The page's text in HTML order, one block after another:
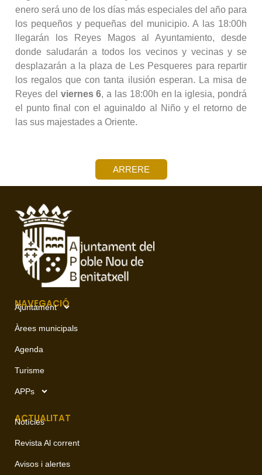
enero será uno de los días más especiales del año para
los pequeños y pequeñas del municipio. A las 18:00h
llegarán los Reyes Magos al Ayuntamiento, desde
donde saludarán a todos los vecinos y vecinas y se
desplazarán a la plaza de Les Pesqueres para repartir
los regalos que con tanta ilusión esperan. La misa de
Reyes del viernes 6, a las 18:00h en la iglesia, pondrá
el punto final con el aguinaldo al Niño y el retorno de
las sus majestades a Oriente.
ARRERE
NAVEGACIÓ
Ajuntament
Àrees municipals
Agenda
Turisme
APPs
ACTUALITAT
Notícies
Revista Al corrent
Avisos i alertes